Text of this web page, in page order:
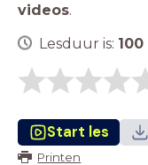
videos.
Lesduur is: 100
Start les
Printen